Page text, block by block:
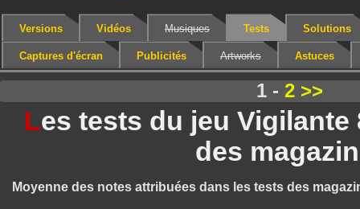
Versions Vidéos Musiques Tests Solutions
Captures d'écran Publicités Artworks Astuces
1 - 2>>
Les tests du jeu Vigilante
des
Moyenne des notes attribuées dans les tests des